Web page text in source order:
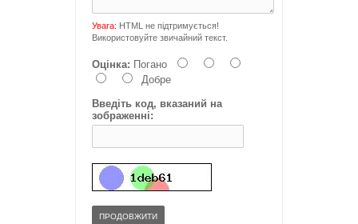
Увага: HTML не підтримується!
Використовуйте звичайний текст.
Оцінка: Погано
Добре
Введіть код, вказаний на
зображенні:
ПРОДОВЖИТИ